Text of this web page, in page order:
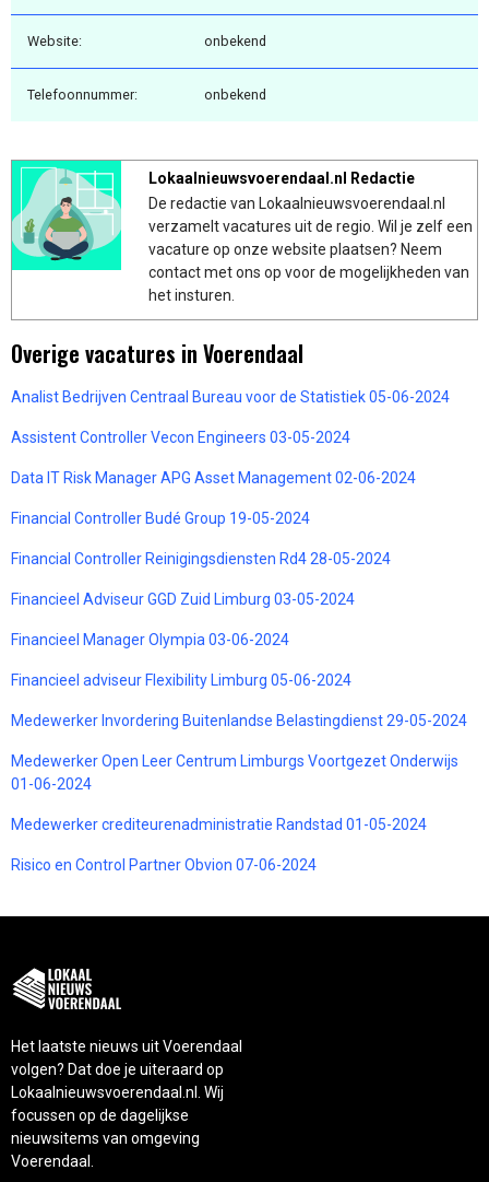
Website: onbekend
Telefoonnummer: onbekend
Lokaalnieuwsvoerendaal.nl Redactie
De redactie van Lokaalnieuwsvoerendaal.nl
verzamelt vacatures uit de regio. Wil je zelf een
vacature op onze website plaatsen? Neem
contact met ons op voor de mogelijkheden van
het insturen.
Overige vacatures in Voerendaal
Analist Bedrijven Centraal Bureau voor de Statistiek 05-06-2024
Assistent Controller Vecon Engineers 03-05-2024
Data IT Risk Manager APG Asset Management 02-06-2024
Financial Controller Budé Group 19-05-2024
Financial Controller Reinigingsdiensten Rd4 28-05-2024
Financieel Adviseur GGD Zuid Limburg 03-05-2024
Financieel Manager Olympia 03-06-2024
Financieel adviseur Flexibility Limburg 05-06-2024
Medewerker Invordering Buitenlandse Belastingdienst 29-05-2024
Medewerker Open Leer Centrum Limburgs Voortgezet Onderwijs
01-06-2024
Medewerker crediteurenadministratie Randstad 01-05-2024
Risico en Control Partner Obvion 07-06-2024
Het laatste nieuws uit Voerendaal
volgen? Dat doe je uiteraard op
Lokaalnieuwsvoerendaal.nl. Wij
focussen op de dagelijkse
nieuwsitems van omgeving
Voerendaal.